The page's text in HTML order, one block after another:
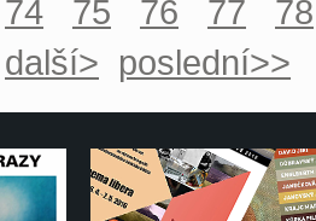
74 75 76 77
78
další> poslední>>